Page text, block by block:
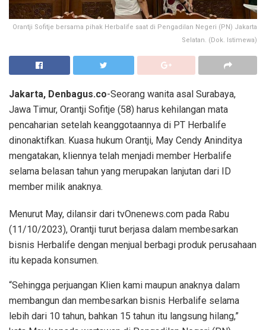
Orantji Sofitje bersama pihak Herbalife saat di Pengadilan Negeri (PN) Jakarta
Selatan. (Dok. Istimewa)
Jakarta, Denbagus.co-Seorang wanita asal Surabaya,
Jawa Timur, Orantji Sofitje (58) harus kehilangan mata
pencaharian setelah keanggotaannya di PT Herbalife
dinonaktifkan. Kuasa hukum Orantji, May Cendy Aninditya
mengatakan, kliennya telah menjadi member Herbalife
selama belasan tahun yang merupakan lanjutan dari ID
member milik anaknya.
Menurut May, dilansir dari tvOnenews.com pada Rabu
(11/10/2023), Orantji turut berjasa dalam membesarkan
bisnis Herbalife dengan menjual berbagi produk perusahaan
itu kepada konsumen.
“Sehingga perjuangan Klien kami maupun anaknya dalam
membangun dan membesarkan bisnis Herbalife selama
lebih dari 10 tahun, bahkan 15 tahun itu langsung hilang,”